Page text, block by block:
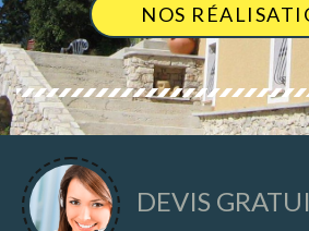
NOS
DEVIS